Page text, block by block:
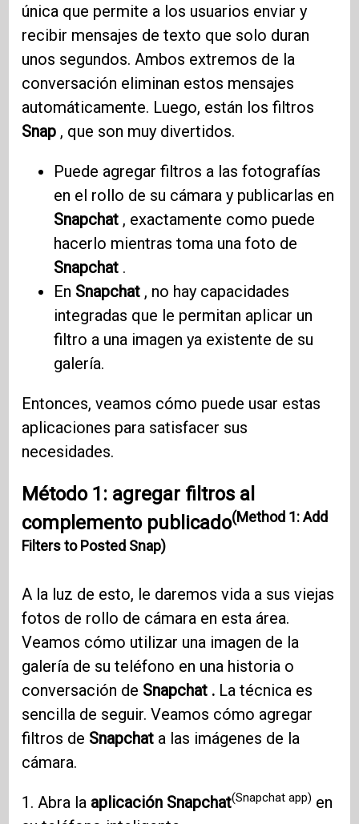
única que permite a los usuarios enviar y
recibir mensajes de texto que solo duran
unos segundos. Ambos extremos de la
conversación eliminan estos mensajes
automáticamente. Luego, están los filtros
Snap , que son muy divertidos.
Puede agregar filtros a las fotografías
en el rollo de su cámara y publicarlas en
Snapchat , exactamente como puede
hacerlo mientras toma una foto de
Snapchat .
En Snapchat , no hay capacidades
integradas que le permitan aplicar un
filtro a una imagen ya existente de su
galería.
Entonces, veamos cómo puede usar estas
aplicaciones para satisfacer sus
necesidades.
Método 1: agregar filtros al
complemento publicado(Method 1: Add
Filters to Posted Snap)
A la luz de esto, le daremos vida a sus viejas
fotos de rollo de cámara en esta área.
Veamos cómo utilizar una imagen de la
galería de su teléfono en una historia o
conversación de Snapchat . La técnica es
sencilla de seguir. Veamos cómo agregar
filtros de Snapchat a las imágenes de la
cámara.
1. Abra la aplicación Snapchat(Snapchat app) en